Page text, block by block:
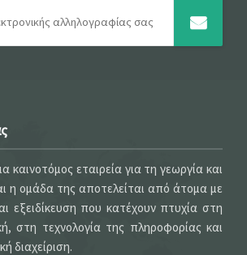
καινοτόμος εταιρεία για τη γεωργία και
η ομάδα της αποτελείται από άτομα με
εξειδίκευση που κατέχουν πτυχία στη
στη τεχνολογία της πληροφορίας και
διαχείριση.